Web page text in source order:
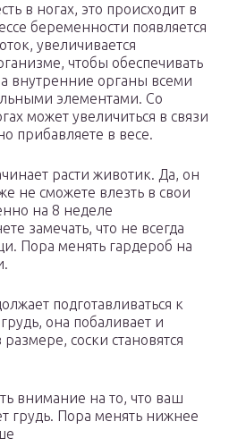
в ногах, это происходит в
беременности появляется
увеличивается
чтобы обеспечивать
внутренние органы всеми
элементами. Со
может увеличиться в связи
прибавляете в весе.
расти животик. Да, он
не сможете влезть в свои
на 8 неделе
замечать, что не всегда
Пора менять гардероб на
подготавливаться к
она побаливает и
соски становятся
внимание на то, что ваш
грудь. Пора менять нижнее